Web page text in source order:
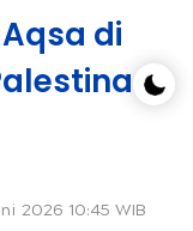
di
2026 10:45 WIB